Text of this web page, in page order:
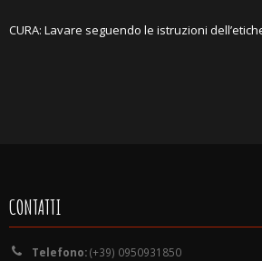
CURA: Lavare seguendo le istruzioni
CONTATTI
Telefono:(+39) 0950931850